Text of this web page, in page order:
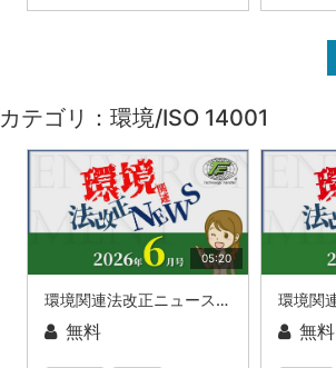
カテゴリ：環境/ISO 14001
05:20
環境関連法改正ニュース_2026年6月
無料 無料